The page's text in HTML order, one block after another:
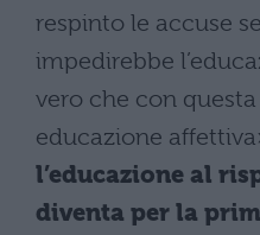
respinto le accuse
impedirebbe
vero che con
educazione
l’educazione al
diventa per la